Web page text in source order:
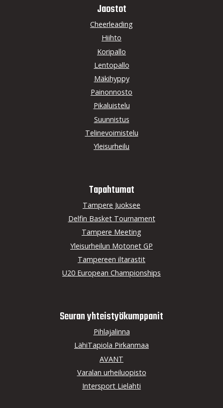
Jaostot
Cheerleading
Hiihto
Koripallo
Lentopallo
Mäkihyppy
Painonnosto
Pikaluistelu
Suunnistus
Telinevoimistelu
Yleisurheilu
Tapahtumat
Tampere Juoksee
Delfin Basket Tournament
Tampere Meeting
Yleisurheilun Motonet GP
Tampereen iltarastit
U20 European Championships
Seuran yhteistyö­kumppanit
Pihlajalinna
LähiTapiola Pirkanmaa
AVANT
Varalan urheiluopisto
Intersport Lielahti